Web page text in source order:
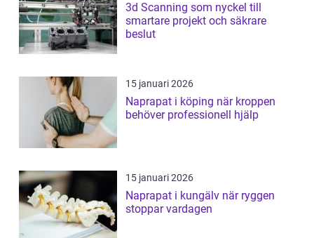
3d Scanning som nyckel till
smartare projekt och säkrare
beslut
15 januari 2026
Naprapat i köping när kroppen
behöver professionell hjälp
15 januari 2026
Naprapat i kungälv när ryggen
stoppar vardagen